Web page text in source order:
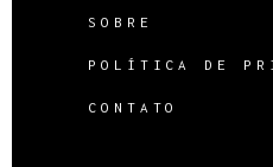
SOBRE
POLÍTICA DE
CONTATO